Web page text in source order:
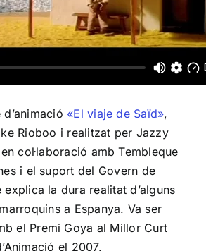
«El viaje de Saïd»,
Rioboo i realitzat per Jazzy
col·laboració amb Tembleque
i el suport del Govern de
explica la dura realitat d’alguns
a Espanya. Va ser
el Premi Goya al Millor Curt
el 2007.